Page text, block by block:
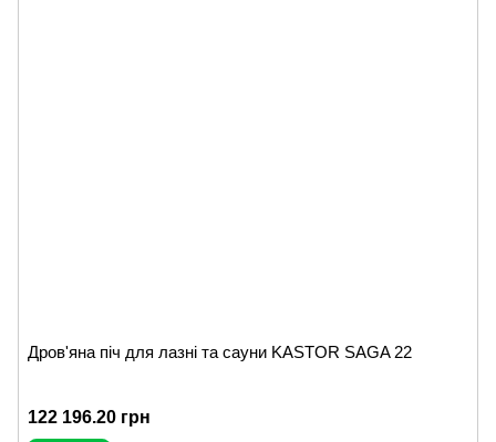
Дров'яна піч для лазні та сауни KASTOR SAGA 22
122 196.20 грн